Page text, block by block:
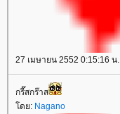
27 เมษายน 2552 0:15:16 น.
กรี๊สกร๊าส
ดย: Nagano